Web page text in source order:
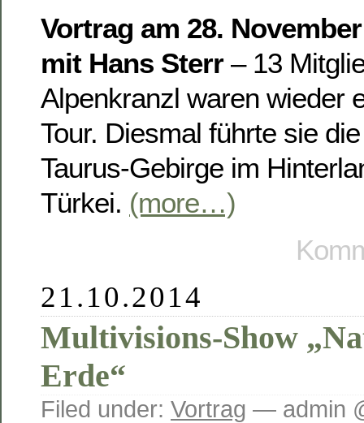
Vortrag am 28.
mit Hans Sterr– 13
Alpenkranzl waren wieder
Tour. Diesmal führte sie
Taurus-Gebirge im
Türkei. (more…)
21.10.2014
Multivisions-Show
Erde“
Filed under: Vortrag — admin